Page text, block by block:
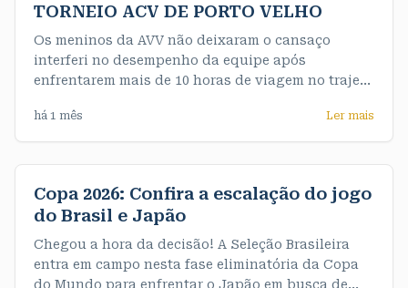
TORNEIO ACV DE PORTO VELHO
Os meninos da AVV não deixaram o cansaço
interferi no desempenho da equipe após
enfrentarem mais de 10 horas de viagem no trajeto
conquistaram o título da competição de forma
invicta. Nossos meninos do sub 16 fizeram uma
há 1 mês Ler mais
Copa 2026: Confira a escalação do jogo
do Brasil e Japão
Chegou a hora da decisão! A Seleção Brasileira
entra em campo nesta fase eliminatória da Copa
do Mundo para enfrentar o Japão em busca de